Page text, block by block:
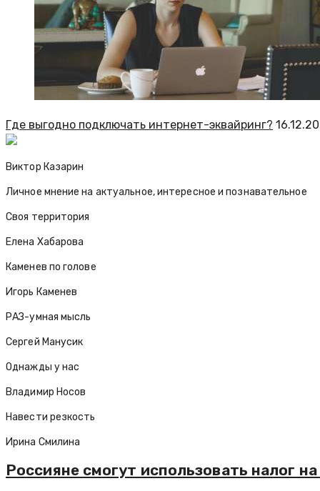
Где выгодно подключать интернет-эквайринг?
Виктор Казарин
Личное мнение на актуальное, интересное и познавательное
Своя территория
Елена Хабарова
Каменев по голове
Игорь Каменев
РАЗ-умная мысль
Сергей Манусик
Однажды у нас
Владимир Носов
Навести резкость
Ирина Смилина
Россияне смогут использовать налог